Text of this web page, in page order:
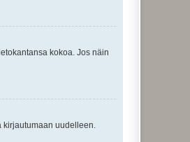
kokoa. Jos näin
kirjautumaan uudelleen.